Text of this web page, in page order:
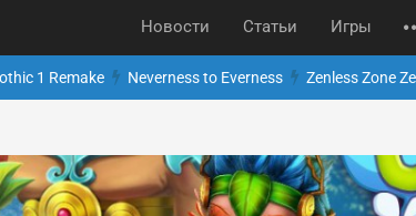
Новости Статьи Игры
1 Remake Neverness to Everness Zenless Zone